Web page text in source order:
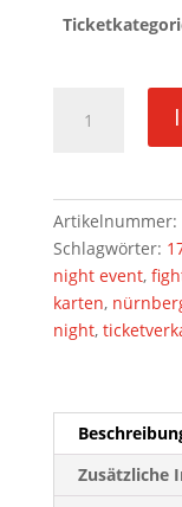
17.12.2023
Eintrittskarte
Menge
Artikelnummer:
Schlagwörter:
night event,
karten,
night,
Zusätzliche